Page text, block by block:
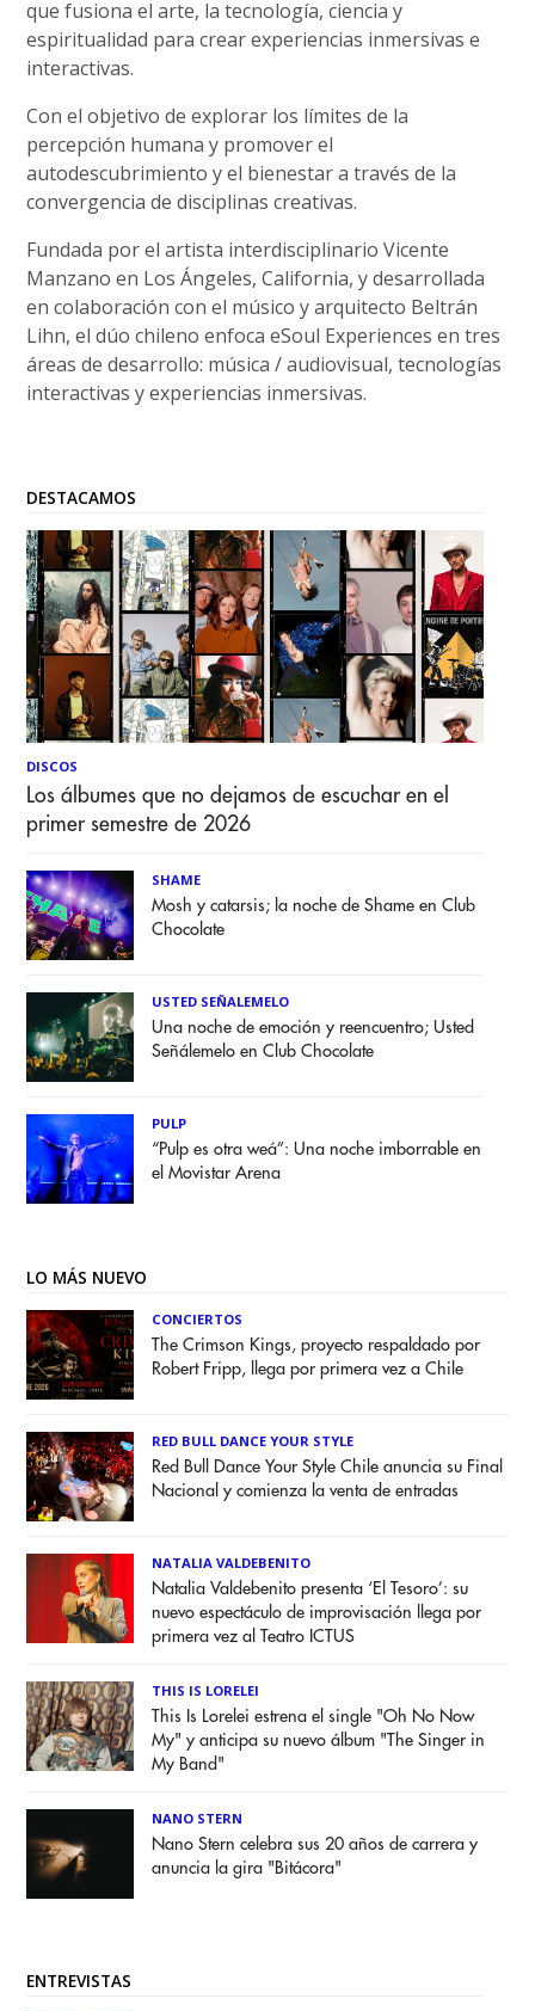
que fusiona el arte, la tecnología, ciencia y
espiritualidad para crear experiencias inmersivas e
interactivas.
Con el objetivo de explorar los límites de la
percepción humana y promover el
autodescubrimiento y el bienestar a través de la
convergencia de disciplinas creativas.
Fundada por el artista interdisciplinario Vicente
Manzano en Los Ángeles, California, y desarrollada
en colaboración con el músico y arquitecto Beltrán
Lihn, el dúo chileno enfoca eSoul Experiences en tres
áreas de desarrollo: música / audiovisual, tecnologías
interactivas y experiencias inmersivas.
DESTACAMOS
DISCOS
Los álbumes que no dejamos de escuchar en el
primer semestre de 2026
SHAME
Mosh y catarsis; la noche de Shame en Club
Chocolate
USTED SEÑALEMELO
Una noche de emoción y reencuentro; Usted
Señálemelo en Club Chocolate
PULP
“Pulp es otra weá”: Una noche imborrable en
el Movistar Arena
LO MÁS NUEVO
CONCIERTOS
The Crimson Kings, proyecto respaldado por
Robert Fripp, llega por primera vez a Chile
RED BULL DANCE YOUR STYLE
Red Bull Dance Your Style Chile anuncia su Final
Nacional y comienza la venta de entradas
NATALIA VALDEBENITO
Natalia Valdebenito presenta ‘El Tesoro’: su
nuevo espectáculo de improvisación llega por
primera vez al Teatro ICTUS
THIS IS LORELEI
This Is Lorelei estrena el single "Oh No Now
My" y anticipa su nuevo álbum "The Singer in
My Band"
NANO STERN
Nano Stern celebra sus 20 años de carrera y
anuncia la gira "Bitácora"
ENTREVISTAS